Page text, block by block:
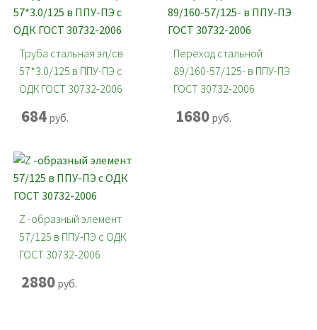
Труба стальная эл/св
57*3.0/125 в ППУ-ПЭ с
ОДК ГОСТ 30732-2006
684руб.
Переход стальной
89/160-57/125- в ППУ-ПЭ
ГОСТ 30732-2006
1680 руб.
Z -образный элемент
57/125 в ППУ-ПЭ с ОДК
ГОСТ 30732-2006
2880руб.